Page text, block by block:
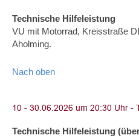
Technische Hilfeleistung
VU mit Motorrad, Kreisstraße
Aholming.
Nach oben
Technische Hilfeleistung